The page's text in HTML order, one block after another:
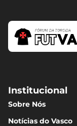
Institucional
Sobre Nós
Notícias do Vasco